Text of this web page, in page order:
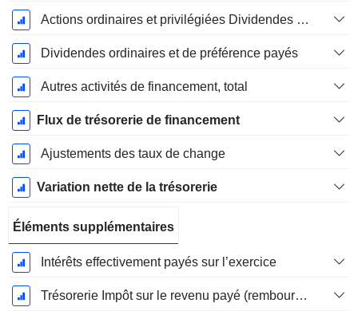
Actions ordinaires et privilégiées Dividendes versésDividendes ordinaires et de préférence payés
Dividendes ordinaires et de préférence payés
Autres activités de financement, total
Flux de trésorerie de financement
Ajustements des taux de change
Variation nette de la trésorerie
Éléments supplémentaires
Intérêts effectivement payés sur l’exercice
Trésorerie Impôt sur le revenu payé (remboursement)Impôt effectivement payé (remboursé) sur l’exercice